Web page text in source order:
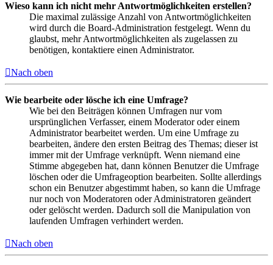
Wieso kann ich nicht mehr Antwortmöglichkeiten erstellen?
Die maximal zulässige Anzahl von Antwortmöglichkeiten
wird durch die Board-Administration festgelegt. Wenn du
glaubst, mehr Antwortmöglichkeiten als zugelassen zu
benötigen, kontaktiere einen Administrator.
Nach oben
Wie bearbeite oder lösche ich eine Umfrage?
Wie bei den Beiträgen können Umfragen nur vom
ursprünglichen Verfasser, einem Moderator oder einem
Administrator bearbeitet werden. Um eine Umfrage zu
bearbeiten, ändere den ersten Beitrag des Themas; dieser ist
immer mit der Umfrage verknüpft. Wenn niemand eine
Stimme abgegeben hat, dann können Benutzer die Umfrage
löschen oder die Umfrageoption bearbeiten. Sollte allerdings
schon ein Benutzer abgestimmt haben, so kann die Umfrage
nur noch von Moderatoren oder Administratoren geändert
oder gelöscht werden. Dadurch soll die Manipulation von
laufenden Umfragen verhindert werden.
Nach oben